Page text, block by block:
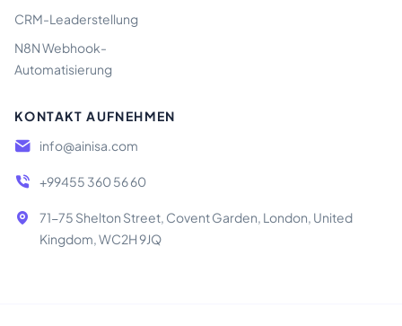
CRM-Leaderstellung
N8N Webhook-
Automatisierung
KONTAKT AUFNEHMEN
info@ainisa.com
+99455 360 56 60
71-75 Shelton Street, Covent Garden, London, United
Kingdom, WC2H 9JQ